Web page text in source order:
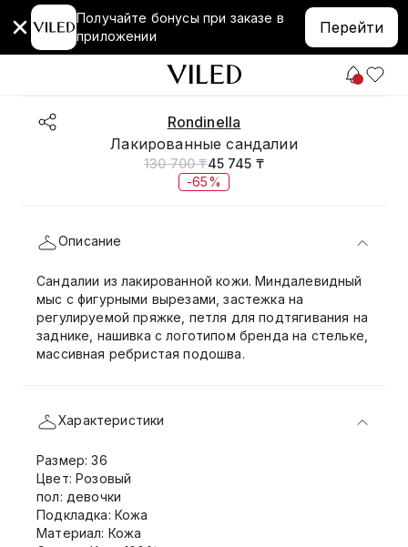
Получайте бонусы при заказе в
приложении
Перейти
Rondinella
Лакированные сандалии
130 700 ₸45 745 ₸
-65%
Описание
Сандалии из лакированной кожи. Миндалевидный
мыс с фигурными вырезами, застежка на
регулируемой пряжке, петля для подтягивания на
заднике, нашивка с логотипом бренда на стельке,
массивная ребристая подошва.
Характеристики
Размер: 36
Цвет: Розовый
пол: девочки
Подкладка: Кожа
Материал: Кожа